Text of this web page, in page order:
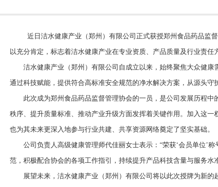
近日洁水健康产业（郑州）有限公司正式获授郑州食品药品监
以充分肯定，标志着洁水健康产业在专业资质、产品质量及行业责任
洁水健康产业（郑州）有限公司自成立以来，始终聚焦大众健
通过科技赋能，提供符合高标准安全规范的净水解决方案，从源头
此次成为郑州食品药品监督管理协会的一员，是公司发展历程
秩序、提升质量标准、推动产业升级方面发挥着关键作用。加入这
也为其未来更深入地参与行业共建、共享资源网络奠定了坚实基础。
公司负责人高级健康管理师代佳丽女士表示：“荣获‘会员单位’
范，积极配合协会的各项工作指引，持续提升产品科技含量与服务
展望未来，洁水健康产业（郑州）有限公司将以此次授牌为新